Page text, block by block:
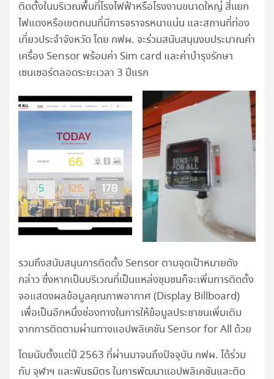
ติดตั้งในบริเวณพื้นที่โรงไฟฟ้าหรือโรงงานขนาดใหญ่ สี่แยก
ไฟแดงหรือเขตถนนที่มีการจราจรหนาแน่น และสถานที่ท่อง
เที่ยวประจำจังหวัด โดย กฟผ. จะร่วมสนับสนุนงบประมาณค่า
เครื่อง Sensor พร้อมค่า Sim card และค่าบำรุงรักษา
เซนเซอร์ตลอดระยะเวลา 3 ปีแรก
รวมถึงสนับสนุนการติดตั้ง Sensor ตามจุดเป้าหมายดัง
กล่าว ซึ่งหากเป็นบริเวณที่เป็นแหล่งชุมชนก็จะเพิ่มการติดตั้ง
จอแสดงผลข้อมูลคุณภาพอากาศ (Display Billboard)
เพื่อเป็นอีกหนึ่งช่องทางในการให้ข้อมูลประชาชนเพิ่มเติม
จากการติดตามผ่านทางแอปพลิเคชัน Sensor for All ด้วย
โดยนับตั้งแต่ปี 2563 ที่ผ่านมาจนถึงปัจจุบัน กฟผ. ได้ร่วม
กับ จุฬาฯ และพันธมิตร ในการพัฒนาแอปพลิเคชันและติด